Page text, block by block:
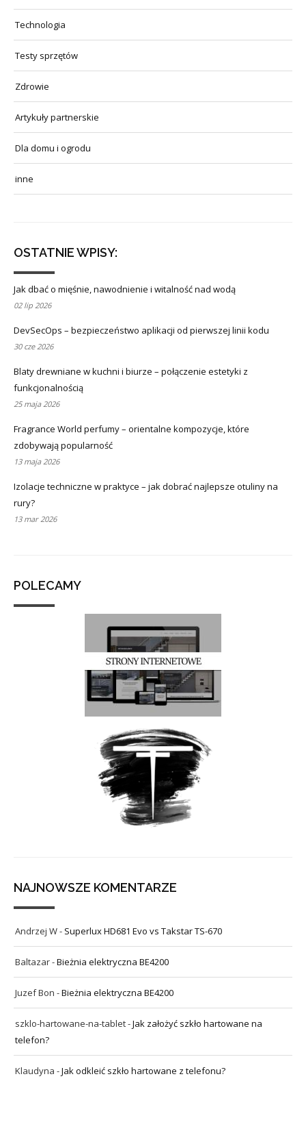
Technologia
Testy sprzętów
Zdrowie
Artykuły partnerskie
Dla domu i ogrodu
inne
OSTATNIE WPISY:
Jak dbać o mięśnie, nawodnienie i witalność nad wodą
02 lip 2026
DevSecOps – bezpieczeństwo aplikacji od pierwszej linii kodu
30 cze 2026
Blaty drewniane w kuchni i biurze – połączenie estetyki z
funkcjonalnością
25 maja 2026
Fragrance World perfumy – orientalne kompozycje, które
zdobywają popularność
13 maja 2026
Izolacje techniczne w praktyce – jak dobrać najlepsze otuliny na
rury?
13 mar 2026
POLECAMY
NAJNOWSZE KOMENTARZE
Andrzej W- Superlux HD681 Evo vs Takstar TS-670
Baltazar-Bieżnia elektryczna BE4200
Juzef Bon -Bieżnia elektryczna BE4200
szklo-hartowane-na-tablet-Jak założyć szkło hartowane na
telefon?
Klaudyna -Jak odkleić szkło hartowane z telefonu?